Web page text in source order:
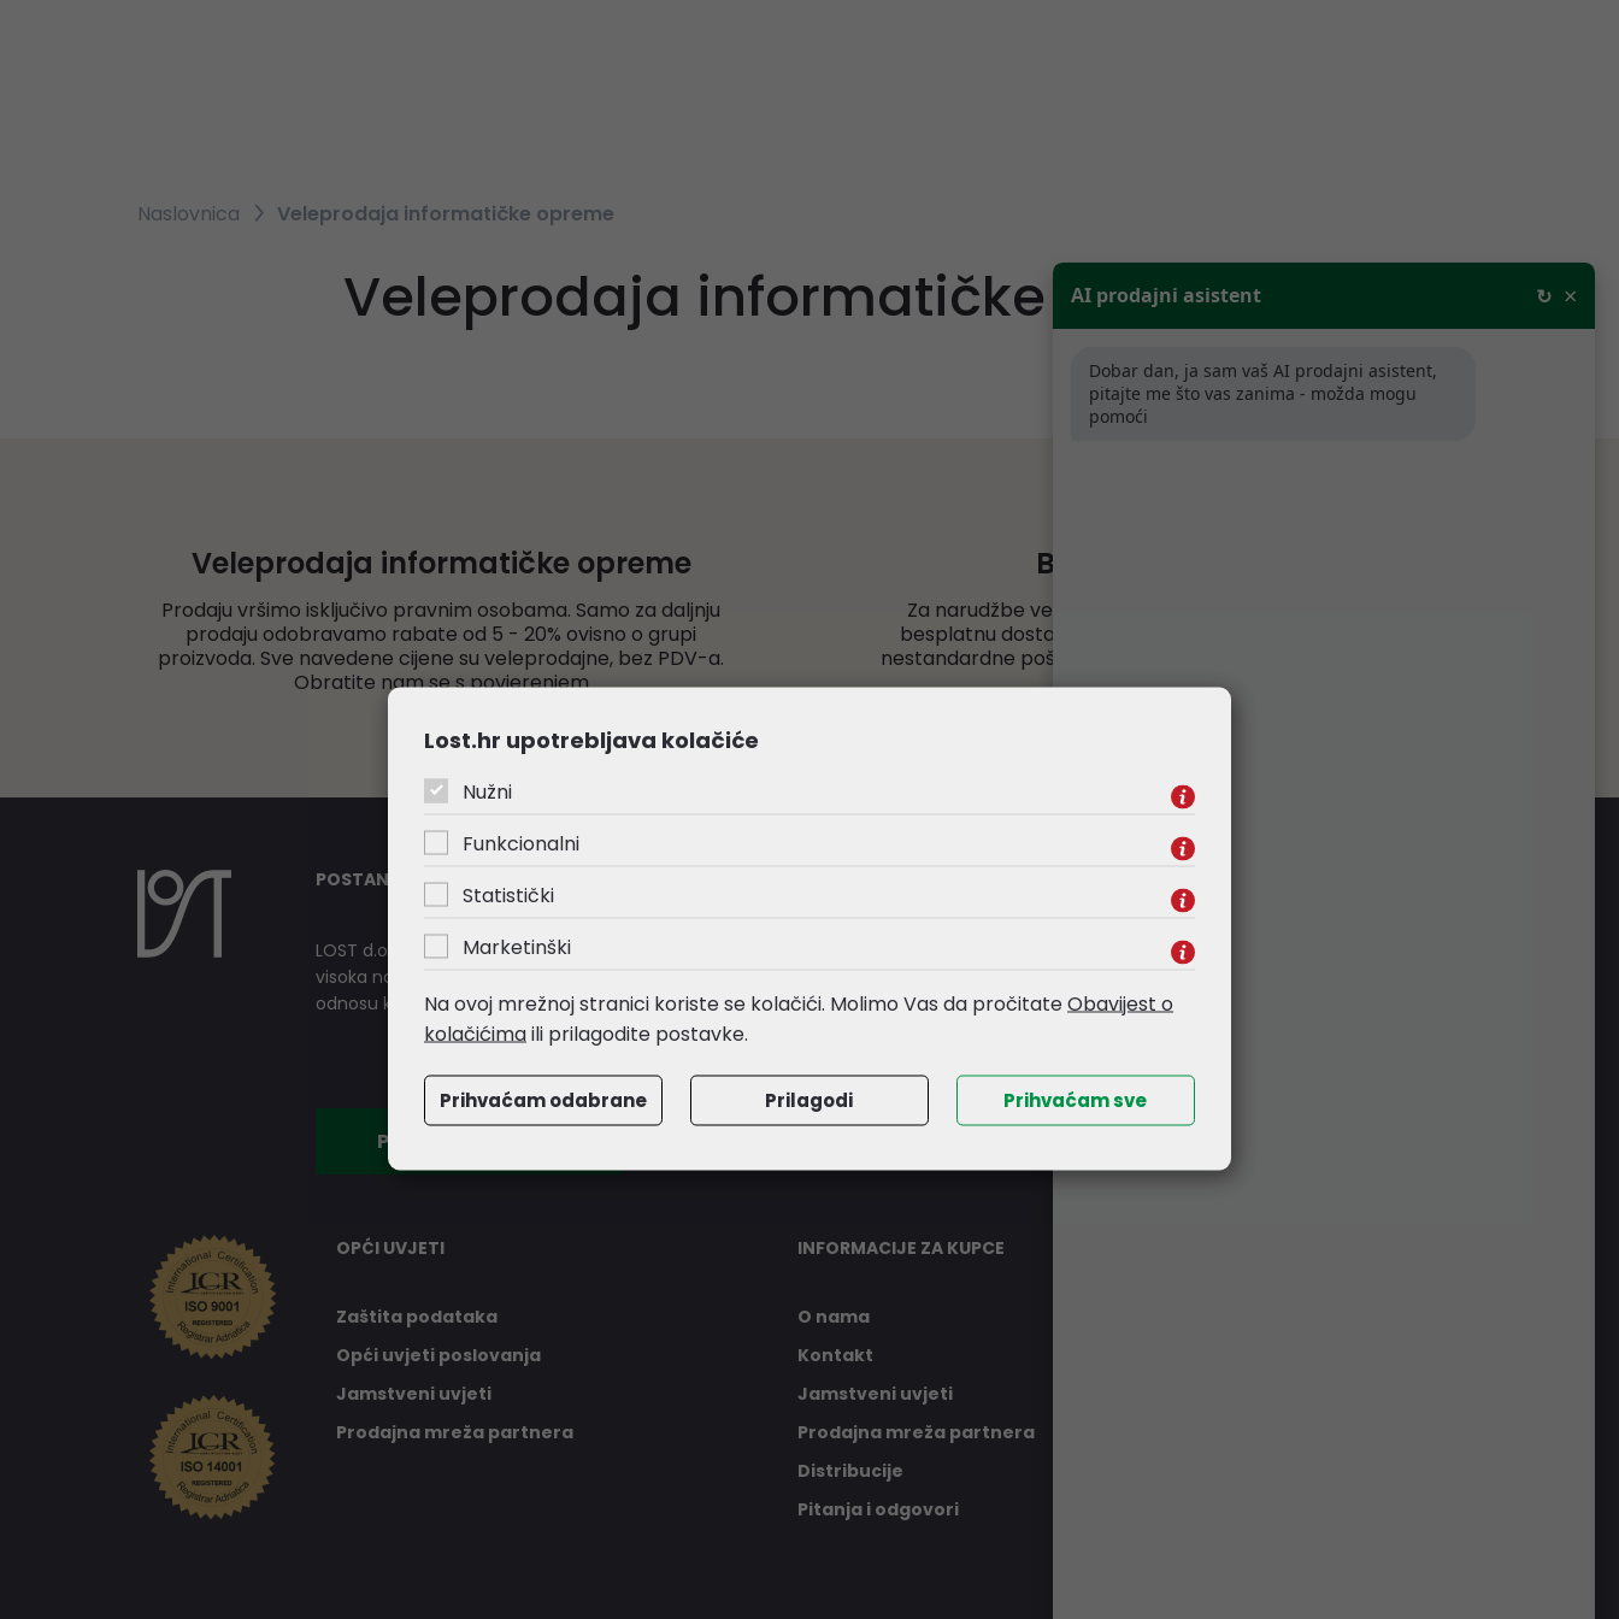
Naslovnica Veleprodaja informatičke opreme
Veleprodaja informatičke opreme
Veleprodaja informatičke opreme
Prodaju vršimo isključivo pravnim osobama. Samo za daljnju
prodaju odobravamo rabate od 5 - 20% ovisno o grupi
proizvoda. Sve navedene cijene su veleprodajne, bez PDV-a.
Obratite nam se s povjerenjem
Besplatna dostava
Za narudžbe veće od 265,00€ (bez PDV-a), organiziramo
besplatnu dostavu robe. Izuzetak su komunikacijski ormari i
nestandardne pošiljke, čiju dostavu naplaćujemo prema veličini
pošiljke.
POSTANITE NAŠ PARTNER
LOST d.o.o. od samih početaka svojeg postojanja nastoji održavati
visoka načela profesionalnog rada, bilo u kvaliteti svojih usluga, bilo u
odnosu kojeg izgrađuje sa svojim klijentima ili dobavljačima.
Postanite partner
OPĆI UVJETI
Zaštita podataka
Opći uvjeti poslovanja
Jamstveni uvjeti
Prodajna mreža partnera
INFORMACIJE ZA KUPCE
O nama
Kontakt
Jamstveni uvjeti
Prodajna mreža partnera
Distribucije
Pitanja i odgovori
Lost.hr upotrebljava kolačiće
Nužni
Funkcionalni
Statistički
Marketinški
Na ovoj mrežnoj stranici koriste se kolačići. Molimo Vas da pročitateObavijest o
kolačićimaili prilagodite postavke.
Prihvaćam odabrane Prilagodi Prihvaćam sve
AI prodajni asistent ↻ ×
Dobar dan, ja sam vaš AI prodajni asistent,
pitajte me što vas zanima - možda mogu
pomoći